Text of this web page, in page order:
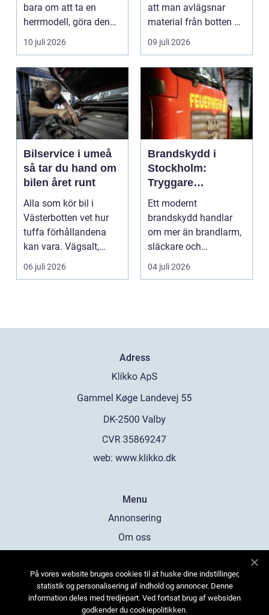
bara om att ta en
herrmodell, göra den
mindre oc...
10 juli 2026
att man avlägsnar
material från botten av
en...
09 juli 2026
Bilservice i umeå
så tar du hand om
bilen året runt
Alla som kör bil i
Västerbotten vet hur
tuffa förhållandena
kan vara. Vägsalt,
grus, slask, stark so...
06 juli 2026
Brandskydd i
Stockholm:
Tryggare
byggnader med
rätt kunskap
Ett modernt
brandskydd handlar
om mer än brandlarm,
släckare och
sprinklers. För att ...
04 juli 2026
Adress
web: www.klikko.dk
Menu
Annonsering
Om oss
Kontakta oss
Sitemap
På vores website bruges cookies til at huske dine indstillinger,
statistik og personalisering af indhold og annoncer. Denne
information deles med tredjepart. Ved fortsat brug af websiden
godkender du cookiepolitikken.